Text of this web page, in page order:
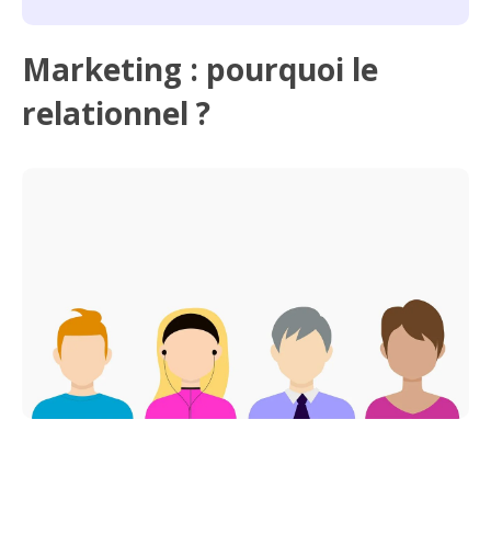
Marketing : pourquoi le
relationnel ?